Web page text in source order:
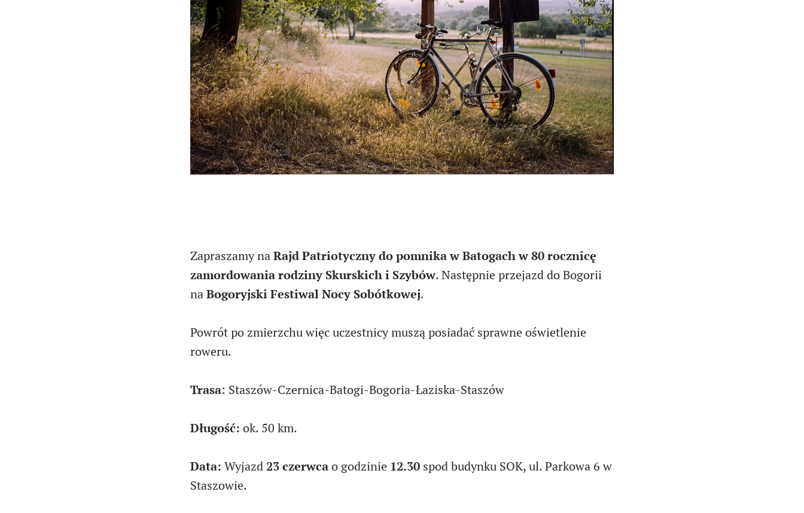
Zapraszamy naRajd Patriotyczny do pomnika w Batogach w 80 rocznicę
zamordowania rodziny Skurskich i Szybów. Następnie przejazd do Bogorii
naBogoryjski Festiwal Nocy Sobótkowej.
Powrót po zmierzchu więc uczestnicy muszą posiadać sprawne oświetlenie
roweru.
Trasa: Staszów-Czernica-Batogi-Bogoria-Łaziska-Staszów
Długość: ok. 50 km.
Data: Wyjazd23 czerwcao godzinie 12.30 spod budynku SOK, ul. Parkowa 6 w
Staszowie.